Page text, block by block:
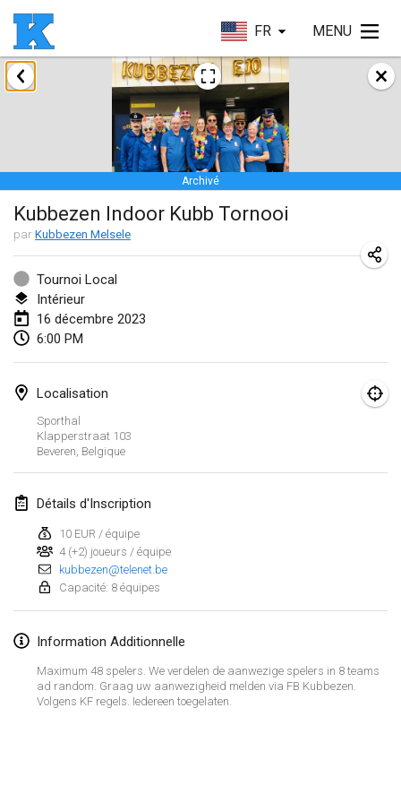
FR MENU
Archivé
Kubbezen Indoor Kubb Tornooi
par Kubbezen Melsele
Tournoi Local
Intérieur
16 décembre 2023
6:00 PM
Localisation
Sporthal
Klapperstraat 103
Beveren Belgique
Détails d'Inscription
10 EUR / équipe
4 (+2) joueurs / équipe
kubbezen@telenet.be
Capacité: 8 équipes
Information Additionnelle
Maximum 48 spelers. We verdelen de aanwezige spelers in 8 teams
ad random. Graag uw aanwezigheid melden via FB Kubbezen.
Volgens KF regels. Iedereen toegelaten.
janvier 2023
Lake Superior Ice Festival Kubb Tournament
28 janv. 2023|États-Unis
février 2023
Captain Ken’s Loppet Kubb Tournament
3 févr. 2023|États-Unis
Winterkubb
5 févr. 2023|Belgique
Kubbapalooza: Ice Games
mars 2023
Kubbtornooi De Rode Lantaarn
avril 2023
Café Den Hoek Kubb Tornooi
West Coast Kubb Championships
23 avr. 2023|États-Unis
Kubb-Gipfeltreffen